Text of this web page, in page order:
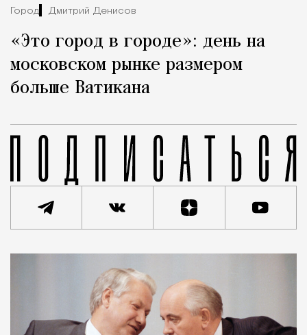
Город Дмитрий Денисов
«Это город в городе»: день на
московском рынке размером
больше Ватикана